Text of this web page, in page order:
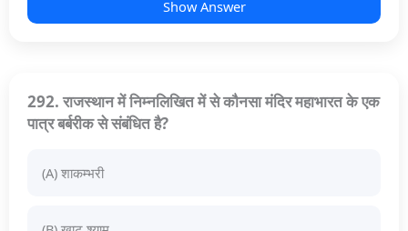
Show Answer
292. राजस्थान में निम्नलिखित में से कौनसा मंदिर महाभारत के एक
पात्र बर्बरीक से संबंधित है?
(A) शाकम्भरी